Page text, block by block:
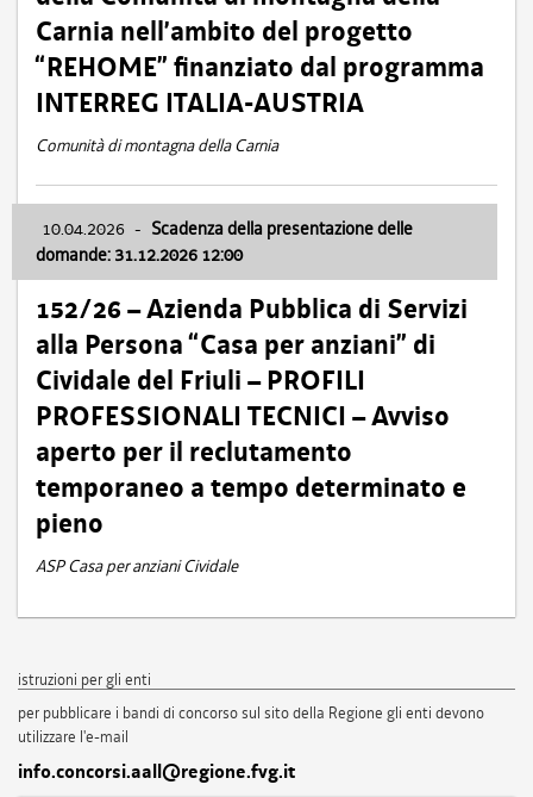
Carnia nell’ambito del progetto
“REHOME” finanziato dal programma
INTERREG ITALIA-AUSTRIA
Comunità di montagna della Carnia
10.04.2026 - Scadenza della presentazione delle
domande: 31.12.2026 12:00
152/26 – Azienda Pubblica di Servizi
alla Persona “Casa per anziani” di
Cividale del Friuli – PROFILI
PROFESSIONALI TECNICI – Avviso
aperto per il reclutamento
temporaneo a tempo determinato e
pieno
ASP Casa per anziani Cividale
istruzioni per gli enti
per pubblicare i bandi di concorso sul sito della Regione gli enti devono
utilizzare l'e-mail
info.concorsi.aall@regione.fvg.it